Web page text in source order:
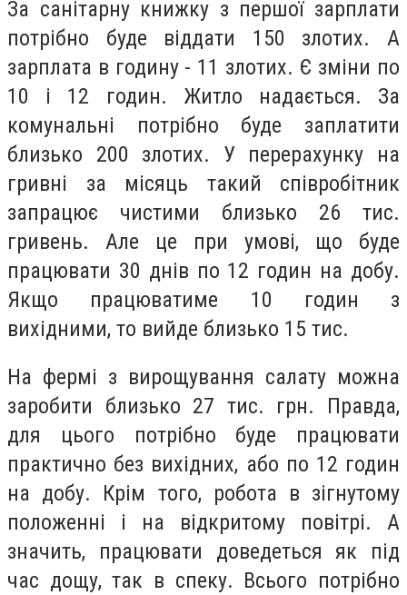
За санітарну книжку з першої зарплати
потрібно буде віддати 150 злотих. А
зарплата в годину - 11 злотих. Є зміни по
10 і 12 годин. Житло надається. За
комунальні потрібно буде заплатити
близько 200 злотих. У перерахунку на
гривні за місяць такий співробітник
запрацює чистими близько 26 тис.
гривень. Але це при умові, що буде
працювати 30 днів по 12 годин на добу.
Якщо працюватиме 10 годин з
вихідними, то вийде близько 15 тис.
На фермі з вирощування салату можна
заробити близько 27 тис. грн. Правда,
для цього потрібно буде працювати
практично без вихідних, або по 12 годин
на добу. Крім того, робота в зігнутому
положенні і на відкритому повітрі. А
значить, працювати доведеться як під
час дощу, так в спеку. Всього потрібно